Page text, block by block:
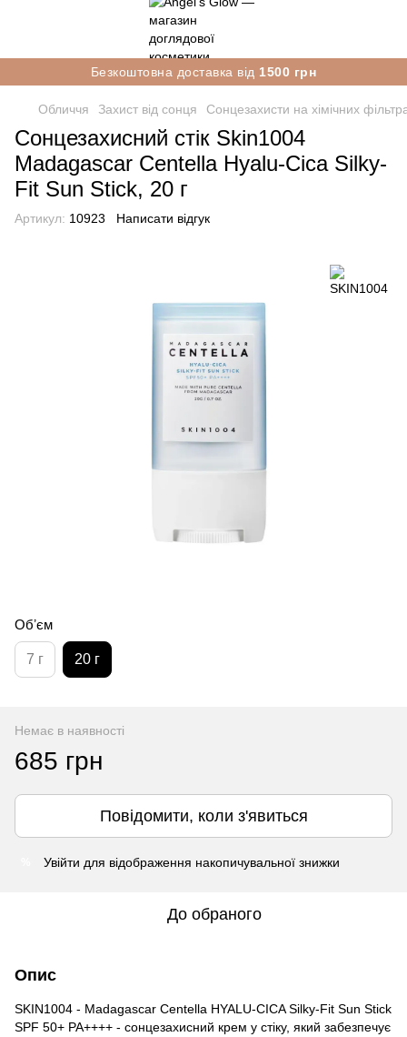
Безкоштовна доставка від 1500 грн
Обличчя Захист від сонця Сонцезахисти на хімічних
Сонцезахисний стік Skin1004
Madagascar Centella Hyalu-Cica Silky-
Fit Sun Stick, 20 г
Артикул: 10923 Написати відгук
Обʼєм
7 г 20 г
Немає в наявності
685 грн
Повідомити, коли з'явиться
Увійти для відображення накопичувальної знижки
До обраного
Опис
SKIN1004 - Madagascar Centella HYALU-CICA Silky-Fit Sun Stick
SPF 50+ PA++++ - сонцезахисний крем у стіку, який забезпечує